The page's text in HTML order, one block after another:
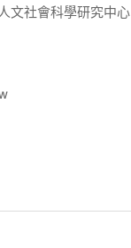
文社會科學研究中心